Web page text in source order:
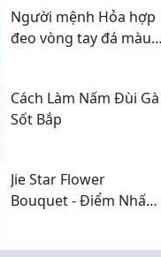
Người mệnh Hỏa hợp
đeo vòng tay đá màu
Cách Làm Nấm Đùi Gà
Sốt Bắp
Jie Star Flower
Bouquet - Điểm Nhấn